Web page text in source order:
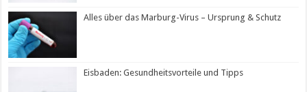
Alles über das Marburg-Virus – Ursprung & Schutz
Eisbaden: Gesundheitsvorteile und Tipps